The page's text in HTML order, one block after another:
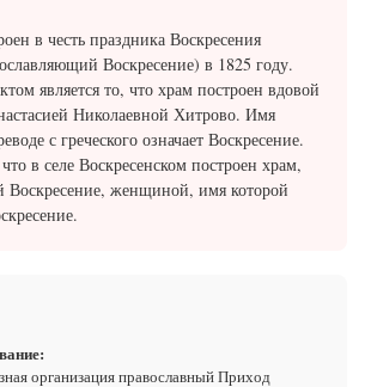
в честь праздника Воскресения
Воскресение) в 1825 году.
является то, что храм построен вдовой
Николаевной Хитрово. Имя
с греческого означает Воскресение.
в селе Воскресенском построен храм,
Воскресение, женщиной, имя которой
организация православный Приход